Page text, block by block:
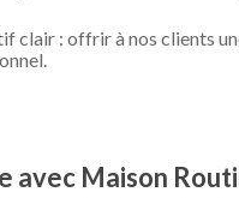
clair : offrir à nos clients
avec Maison